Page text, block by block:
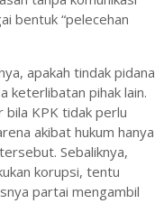
bentuk “pelecehan
apakah tindak pidana
keterlibatan pihak lain.
bila KPK tidak perlu
akibat hukum hanya
Sebaliknya,
korupsi, tentu
partai mengambil